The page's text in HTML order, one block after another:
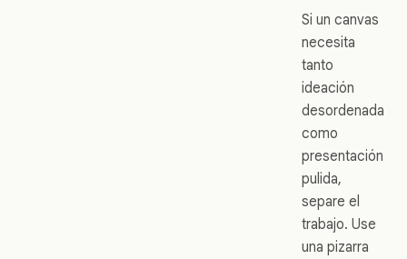
Si un canvas
necesita
tanto
ideación
desordenada
como
presentación
pulida,
separe el
trabajo. Use
una pizarra